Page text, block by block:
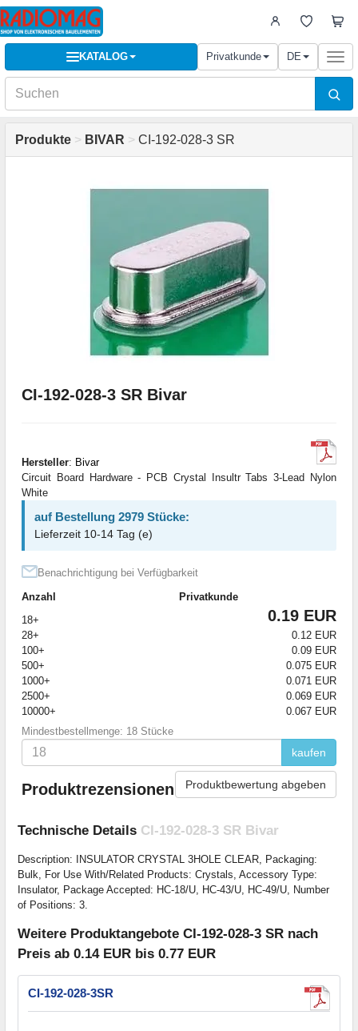
KATALOG Privatkunde DE
Produkte > BIVAR > CI-192-028-3 SR
CI-192-028-3 SR Bivar
Hersteller: Bivar
Circuit Board Hardware - PCB Crystal Insultr Tabs 3-Lead Nylon
White
auf Bestellung 2979 Stücke:
Lieferzeit 10-14 Tag (e)
Benachrichtigung bei Verfügbarkeit
Anzahl
Privatkunde
18+
0.19 EUR
28+
0.12 EUR
100+
0.09 EUR
500+
0.075 EUR
1000+
0.071 EUR
2500+
0.069 EUR
10000+
0.067 EUR
Mindestbestellmenge: 18 Stücke
kaufen
Produktrezensionen Produktbewertung abgeben
Technische Details CI-192-028-3 SR Bivar
Description: INSULATOR CRYSTAL 3HOLE CLEAR, Packaging:
Bulk, For Use With/Related Products: Crystals, Accessory Type:
Insulator, Package Accepted: HC-18/U, HC-43/U, HC-49/U, Number
of Positions: 3.
Weitere Produktangebote CI-192-028-3 SR nach
Preis ab 0.14 EUR bis 0.77 EUR
CI-192-028-3SR